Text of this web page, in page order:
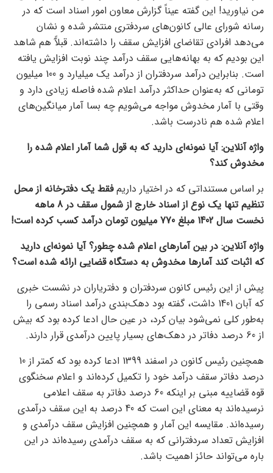
من نیاورید! این گفته عیناً گزارش معاون امور اسناد است که در
رسانه شورای عالی کانون‌های سردفتری منتشر شده و نشان
می‌دهد افرادی تقاضای افزایش سقف را داشته‌اند. قبلآً هم شاهد
این بودیم که به بهانه‌هایی سقف درآمد چند نوبت افزایش یافته
است. بنابراین درآمد سردفتران از درآمد یک میلیارد و 100 میلیون
تومانی که به‌عنوان حداکثر درآمد اعلام شده فاصله زیادی دارد و
وقتی با آمار مخدوش مواجه می‌شویم چه بسا آمار میانگین‌های
اعلام شده هم نادرست باشد.
واژه آنلاین: آیا نمونه‌ای دارید که به قول شما آمار اعلام شده را
مخدوش کند؟
بر اساس مستنداتی که در اختیار داریمفقط یک دفترخانه از محل
تنظیم تنها یک نوع از اسناد خارج از شمول سقف در 8 ماهه
نخست سال 1402 مبلغ 770 میلیون تومان درآمد کسب کرده است!
واژه آنلاین: در بین آمارهای اعلام شده چطور؟ آیا نمونه‌ای دارید
که اثبات کند آمارها مخدوش به دستگاه قضایی ارائه شده است؟
پیش از این رئیس کانون سردفتران و دفتریاران در نشست خبری
که آبان 1401 داشت، گفته بود دهک‌بندی درآمد اسناد رسمی را
به‌طور کلی نمی‌شود بیان کرد، در عین حال ادعا کرده بود که بیش
از 60 درصد دفاتر در دهک‌های بسیار پایین درآمدی قرار دارند.
همچنین رئیس کانون در اسفند 1399 ادعا کرده بود که کمتر از 10
درصد دفاتر سقف درآمد خود را تکمیل کرده‌اند و اعلام سخنگوی
قوه قضاییه مبنی بر اینکه 60 درصد دفاتر به سقف اعلامی
نرسیده‌اند به معنای این است که 40 درصد به این سقف درآمدی
رسیده‌اند. مقایسه این آمار و همچنین افزایش سقف درآمدی و
افزایش تعداد سردفترانی که به سقف درآمدی رسیده‌اند در این
باره می‌تواند حائز اهمیت باشد.